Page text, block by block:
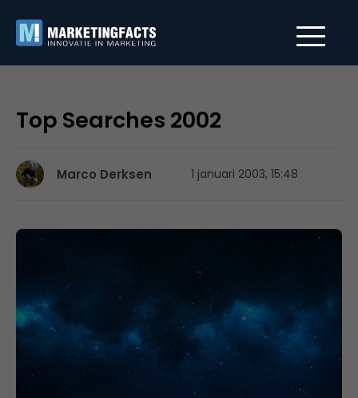
Top Searches 2002
Marco Derksen 1 januari 2003, 15:48